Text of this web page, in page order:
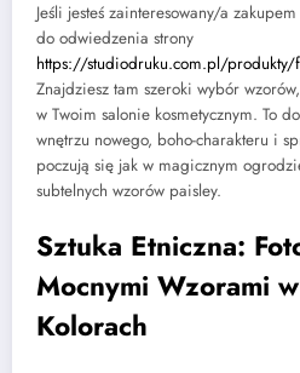
Jeśli jesteś zainteresowany/a
do odwiedzenia strony
https://studiodruku.com.pl/produkty/
Znajdziesz tam szeroki wybór
w Twoim salonie kosmetycznym. To
wnętrzu nowego, boho-charakteru i
poczują się jak w magicznym
subtelnych wzorów paisley.
Sztuka Etniczna:
Mocnymi Wzorami
Kolorach